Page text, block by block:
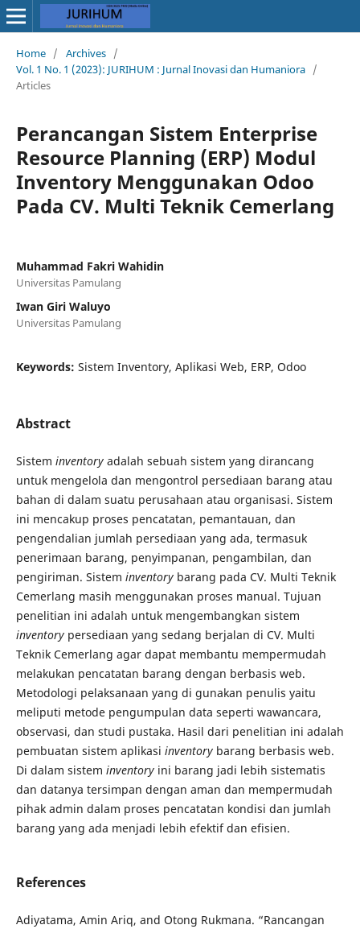
Home / Archives /
Vol. 1 No. 1 (2023): JURIHUM : Jurnal Inovasi dan Humaniora /
Articles
Perancangan Sistem Enterprise
Resource Planning (ERP) Modul
Inventory Menggunakan Odoo
Pada CV. Multi Teknik Cemerlang
Muhammad Fakri Wahidin
Universitas Pamulang
Iwan Giri Waluyo
Universitas Pamulang
Keywords: Sistem Inventory, Aplikasi Web, ERP, Odoo
Abstract
Sistem inventoryadalah sebuah sistem yang dirancang
untuk mengelola dan mengontrol persediaan barang atau
bahan di dalam suatu perusahaan atau organisasi. Sistem
ini mencakup proses pencatatan, pemantauan, dan
pengendalian jumlah persediaan yang ada, termasuk
penerimaan barang, penyimpanan, pengambilan, dan
pengiriman. Sistem inventorybarang pada CV. Multi Teknik
Cemerlang masih menggunakan proses manual. Tujuan
penelitian ini adalah untuk mengembangkan sistem
inventorypersediaan yang sedang berjalan di CV. Multi
Teknik Cemerlang agar dapat membantu mempermudah
melakukan pencatatan barang dengan berbasis web.
Metodologi pelaksanaan yang di gunakan penulis yaitu
meliputi metode pengumpulan data seperti wawancara,
observasi, dan studi pustaka. Hasil dari penelitian ini adalah
pembuatan sistem aplikasi inventorybarang berbasis web.
Di dalam sistem inventoryini barang jadi lebih sistematis
dan datanya tersimpan dengan aman dan mempermudah
pihak admin dalam proses pencatatan kondisi dan jumlah
barang yang ada menjadi lebih efektif dan efisien.
References
Adiyatama, Amin Ariq, and Otong Rukmana. “Rancangan